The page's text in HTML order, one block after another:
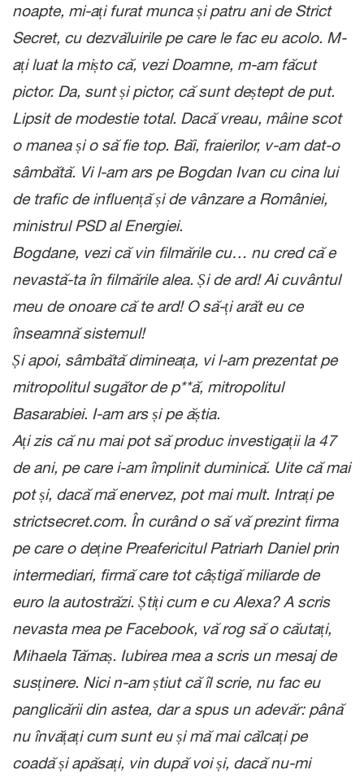
noapte, mi-ați furat munca și patru ani de Strict
Secret, cu dezvăluirile pe care le fac eu acolo. M-
ați luat la mișto că, vezi Doamne, m-am făcut
pictor. Da, sunt și pictor, că sunt deștept de put.
Lipsit de modestie total. Dacă vreau, mâine scot
o manea și o să fie top. Băi, fraierilor, v-am dat-o
sâmbătă. Vi l-am ars pe Bogdan Ivan cu cina lui
de trafic de influență și de vânzare a României,
ministrul PSD al Energiei.
Bogdane, vezi că vin filmările cu… nu cred că e
nevastă-ta în filmările alea. Și de ard! Ai cuvântul
meu de onoare că te ard! O să-ți arăt eu ce
înseamnă sistemul!
Și apoi, sâmbătă dimineața, vi l-am prezentat pe
mitropolitul sugător de p**ă, mitropolitul
Basarabiei. I-am ars și pe ăștia.
Ați zis că nu mai pot să produc investigații la 47
de ani, pe care i-am împlinit duminică. Uite că mai
pot și, dacă mă enervez, pot mai mult. Intrați pe
strictsecret.com. În curând o să vă prezint firma
pe care o deține Preafericitul Patriarh Daniel prin
intermediari, firmă care tot câștigă miliarde de
euro la autostrăzi. Știți cum e cu Alexa? A scris
nevasta mea pe Facebook, vă rog să o căutați,
Mihaela Tămaș. Iubirea mea a scris un mesaj de
susținere. Nici n-am știut că îl scrie, nu fac eu
panglicării din astea, dar a spus un adevăr: până
nu învățați cum sunt eu și mă mai călcați pe
coadă și apăsați, vin după voi și, dacă nu-mi